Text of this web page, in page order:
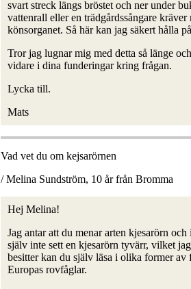
svart streck längs bröstet och ner under
vattenrall eller en trädgårdssångare
könsorganet. Så här kan jag säkert hålla
Tror jag lugnar mig med detta så länge
vidare i dina funderingar kring frågan.
Lycka till.
Mats
Vad vet du om kejsarörnen
/ Melina Sundström, 10 år från Bromma
Hej Melina!
Jag antar att du menar arten kjesarörn
själv inte sett en kjesarörn tyvärr, vilket
besitter kan du själv läsa i olika former
Europas rovfåglar.